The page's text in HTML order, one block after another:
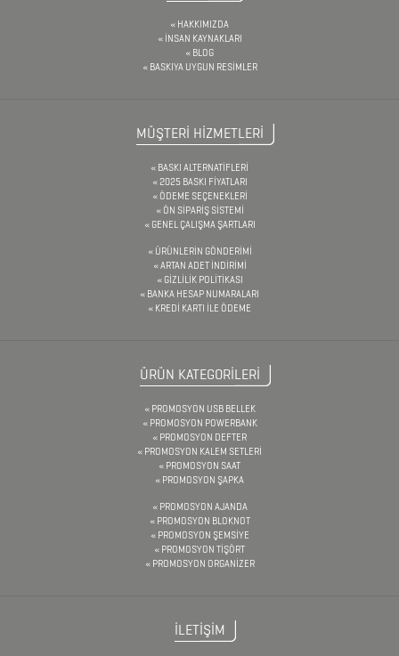
HAKKIMIZDA
İNSAN KAYNAKLARI
BLOG
BASKIYA UYGUN RESİMLER
MÜŞTERİ HİZMETLERİ
BASKI ALTERNATİFLERİ
2025 BASKI FİYATLARI
ÖDEME SEÇENEKLERİ
ÖN SİPARİŞ SİSTEMİ
GENEL ÇALIŞMA ŞARTLARI
ÜRÜNLERİN GÖNDERİMİ
ARTAN ADET İNDİRİMİ
GİZLİLİK POLİTİKASI
BANKA HESAP NUMARALARI
KREDİ KARTI İLE ÖDEME
ÜRÜN KATEGORİLERİ
PROMOSYON USB BELLEK
PROMOSYON POWERBANK
PROMOSYON DEFTER
PROMOSYON KALEM SETLERİ
PROMOSYON SAAT
PROMOSYON ŞAPKA
PROMOSYON AJANDA
PROMOSYON BLOKNOT
PROMOSYON ŞEMSİYE
PROMOSYON TİŞÖRT
PROMOSYON ORGANİZER
İLETİŞİM